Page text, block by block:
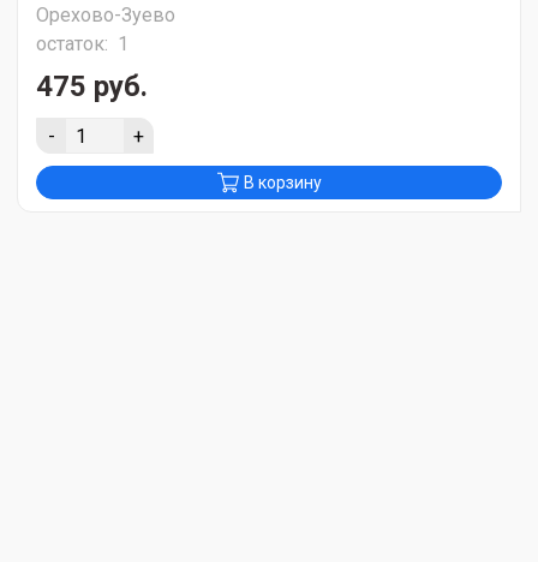
Орехово-Зуево
остаток: 1
475 руб.
- +
В корзину